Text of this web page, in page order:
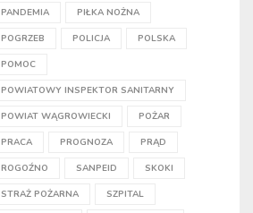
PANDEMIA PIŁKA NOŻNA
POGRZEB POLICJA POLSKA
POMOC
POWIATOWY INSPEKTOR SANITARNY
POWIAT WĄGROWIECKI POŻAR
PRACA PROGNOZA PRĄD
ROGOŹNO SANPEID SKOKI
STRAŻ POŻARNA SZPITAL